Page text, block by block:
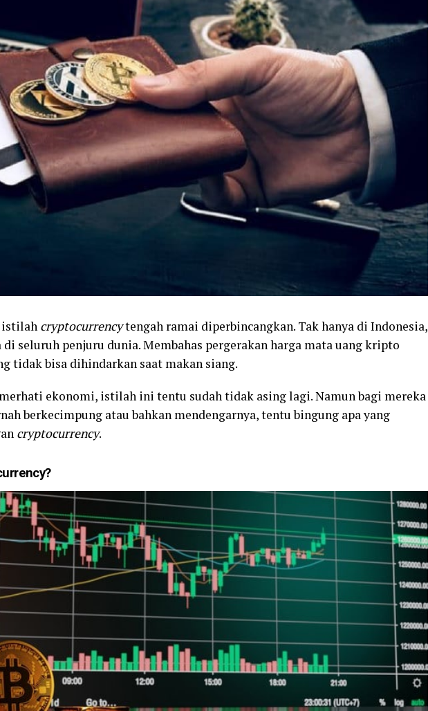
istilah cryptocurrencytengah ramai diperbincangkan. Tak hanya di Indonesia,
seluruh penjuru dunia. Membahas pergerakan harga mata uang kripto
tidak bisa dihindarkan saat makan siang.
ekonomi, istilah ini tentu sudah tidak asing lagi. Namun bagi mereka
berkecimpung atau bahkan mendengarnya, tentu bingung apa yang
cryptocurrency.